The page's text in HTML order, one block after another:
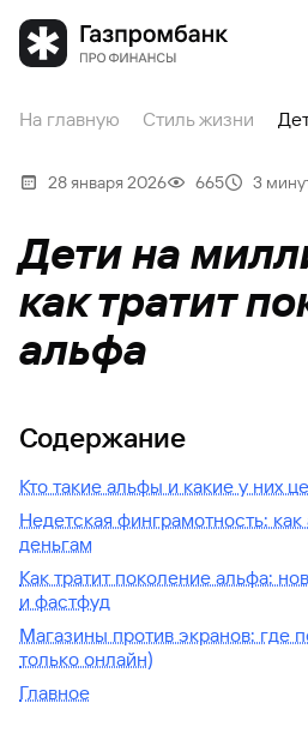
На главную Стиль жизни
28 января 2026 665 3
Дети на
как тратит
альфа
Содержание
Кто такие альфы и какие у них
Недетская финграмотность:
деньгам
Как тратит поколение альфа:
и фастфуд
Магазины против экранов: где
только онлайн)
Главное